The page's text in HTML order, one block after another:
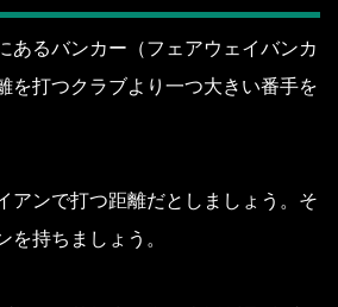
あるバンカー（フェアウェイバンカ
を打つクラブより一つ大きい番手を
アンで打つ距離だとしましょう。 そ
を持ちましょう。